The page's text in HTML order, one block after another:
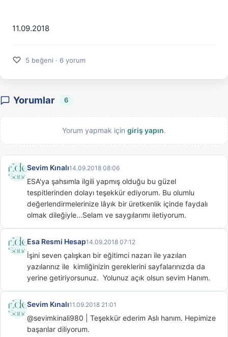
11.09.2018
♡ 5 beğeni · 6 yorum
Yorumlar 6
Yorum yapmak için giriş yapın.
Sevim Kınalı14.09.2018 08:06
ESA'ya şahsımla ilgili yapmış olduğu bu güzel
tespitlerinden dolayı teşekkür ediyorum. Bu olumlu
değerlendirmelerinize lâyık bir üretkenlik içinde faydalı
olmak dileğiyle...Selam ve saygılarımı iletiyorum.
Esa Resmi Hesap14.09.2018 07:12
İşini seven çalışkan bir eğitimci nazarı ile yazılan
yazılarınız ile  kimliğinizin gereklerini sayfalarınızda da
yerine getiriyorsunuz.  Yolunuz açık olsun sevim Hanım.
Sevim Kınalı11.09.2018 21:01
@sevimkinali980 | Teşekkür ederim Aslı hanım. Hepimize
başarılar diliyorum.